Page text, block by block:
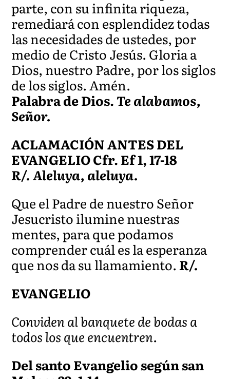
parte, con su infinita riqueza,
remediará con esplendidez todas
las necesidades de ustedes, por
medio de Cristo Jesús. Gloria a
Dios, nuestro Padre, por los siglos
de los siglos. Amén.
Palabra de Dios.Te alabamos,
Señor.
ACLAMACIÓN ANTES DEL
EVANGELIO Cfr. Ef 1, 17-18
R/. Aleluya, aleluya.
Que el Padre de nuestro Señor
Jesucristo ilumine nuestras
mentes, para que podamos
comprender cuál es la esperanza
que nos da su llamamiento.R/.
EVANGELIO
Conviden al banquete de bodas a
todos los que encuentren.
Del santo Evangelio según san